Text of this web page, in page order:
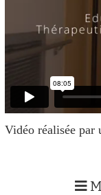
Vidéo réalisée par